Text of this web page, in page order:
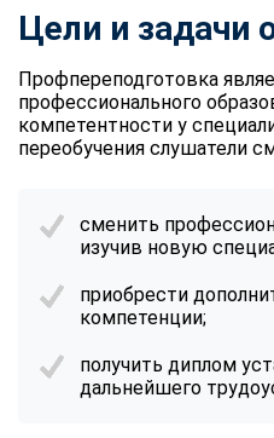
Цели и задачи
Профпереподготовка
профессионального
компетентности у
переобучения слушатели
сменить
изучив новую
приобрести
компетенции;
получить диплом
дальнейшего